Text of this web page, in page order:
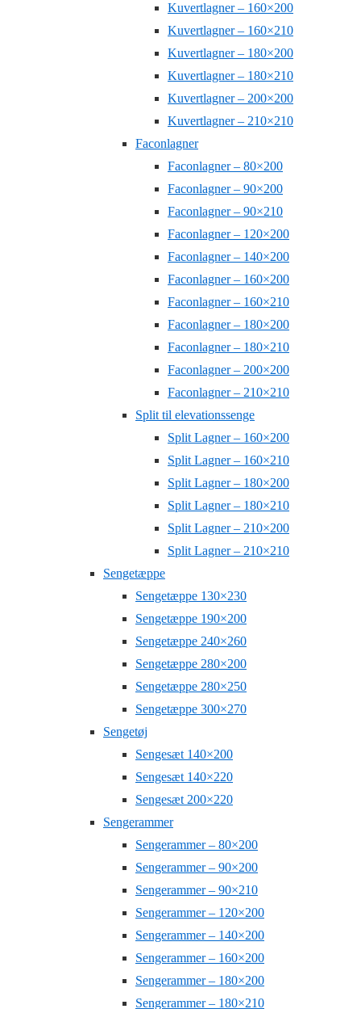
Kuvertlagner – 160×200
Kuvertlagner – 160×210
Kuvertlagner – 180×200
Kuvertlagner – 180×210
Kuvertlagner – 200×200
Kuvertlagner – 210×210
Faconlagner
Faconlagner – 80×200
Faconlagner – 90×200
Faconlagner – 90×210
Faconlagner – 120×200
Faconlagner – 140×200
Faconlagner – 160×200
Faconlagner – 160×210
Faconlagner – 180×200
Faconlagner – 180×210
Faconlagner – 200×200
Faconlagner – 210×210
Split til elevationssenge
Split Lagner – 160×200
Split Lagner – 160×210
Split Lagner – 180×200
Split Lagner – 180×210
Split Lagner – 210×200
Split Lagner – 210×210
Sengetæppe
Sengetæppe 130×230
Sengetæppe 190×200
Sengetæppe 240×260
Sengetæppe 280×200
Sengetæppe 280×250
Sengetæppe 300×270
Sengetøj
Sengesæt 140×200
Sengesæt 140×220
Sengesæt 200×220
Sengerammer
Sengerammer – 80×200
Sengerammer – 90×200
Sengerammer – 90×210
Sengerammer – 120×200
Sengerammer – 140×200
Sengerammer – 160×200
Sengerammer – 180×200
Sengerammer – 180×210